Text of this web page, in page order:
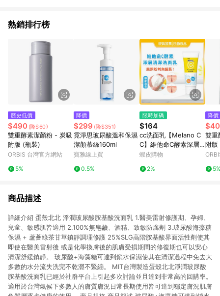
熱銷排行榜
歷史低價
$490 (降$60)
雙重酵素潔顏粉 - 炭吸
附版 (瓶裝)
ORBIS 台灣官方網站
5%
降價
$299 (降$351)
霓淨思玻尿酸溫和保濕
潔顏慕絲160ml
寶雅線上買
0.5%
限時加碼
$164
cc洗面乳【Melano C
C】維他命C酵素深層
清潔洗面乳 130g 保濕
洗面乳 潔面乳
蝦皮購物
2%
降價
雙重
附版
商品描述
詳細介紹 蛋殼北北 淨潤玻尿酸胺基酸洗面乳 1.醫美雷射修護期、孕婦、
兒童、敏感肌皆適用 2.100%無皂鹼、酒精、致敏防腐劑 3.玻尿酸海藻糖
保濕 + 蘆薈綠茶甘草鎮靜調理修護 25%SLG高階胺基酸界面活性劑使其
即使在醫美雷射後 或是化學換膚後的肌膚受損期間的修復期也可以安心
清潔舒緩鎮靜。 玻尿酸+海藻糖可達到鎖水保濕使其在清潔過程中免去大
多數的水分流失洗完不乾澀不緊繃。 MIT台灣製造蛋殼北北淨潤玻尿酸
胺基酸洗面乳已經於社群平台上引起多次討論並且達到非常高的回購率。
適用於台灣氣候下多數人的膚質膚況日常長期使用皆可達到穩定膚況肌膚